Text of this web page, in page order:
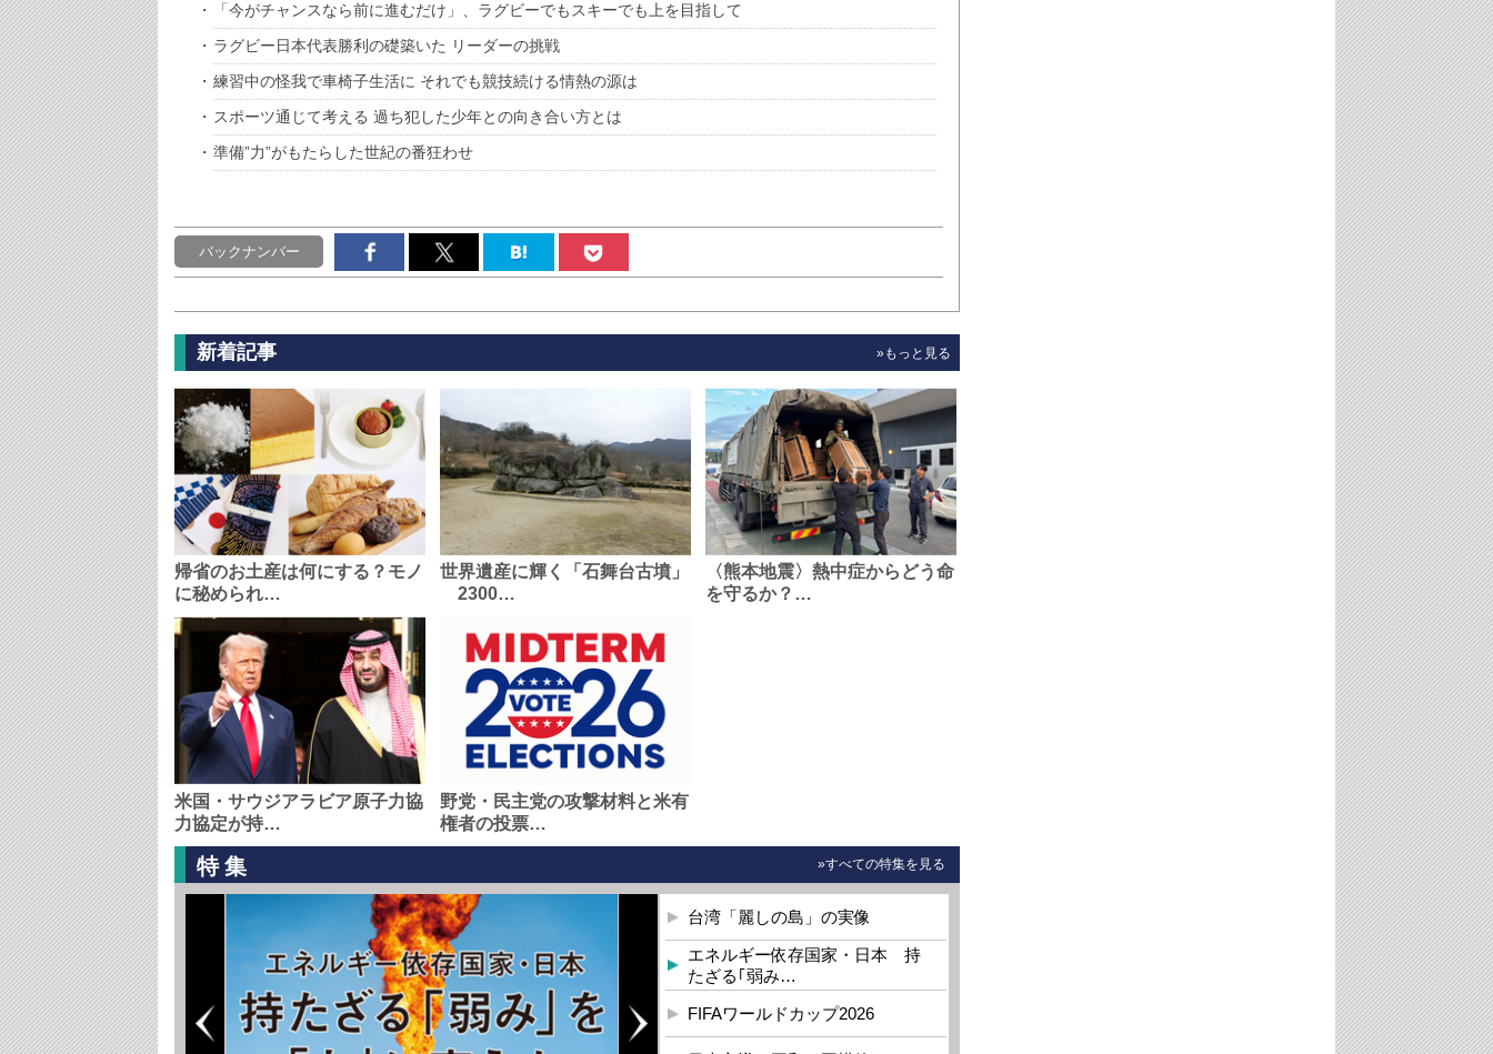
「今がチャンスなら前に進むだけ」、ラグビーでもスキーでも上を目指して
ラグビー日本代表勝利の礎築いた リーダーの挑戦
練習中の怪我で車椅子生活に それでも競技続ける情熱の源は
スポーツ通じて考える 過ち犯した少年との向き合い方とは
準備”力”がもたらした世紀の番狂わせ
バックナンバー
新着記事 »もっと見る
帰省のお土産は何にする？モノ
に秘められ…
世界遺産に輝く「石舞台古墳」
2300…
〈熊本地震〉熱中症からどう命
を守るか？…
米国・サウジアラビア原子力協
力協定が持…
野党・民主党の攻撃材料と米有
権者の投票…
特集 »すべての特集を見る
台湾「麗しの島」の実像
エネルギー依存国家・日本 持
たざる｢弱み…
FIFAワールドカップ2026